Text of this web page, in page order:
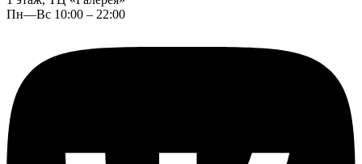
Пн—Вс 10:00 – 22:00